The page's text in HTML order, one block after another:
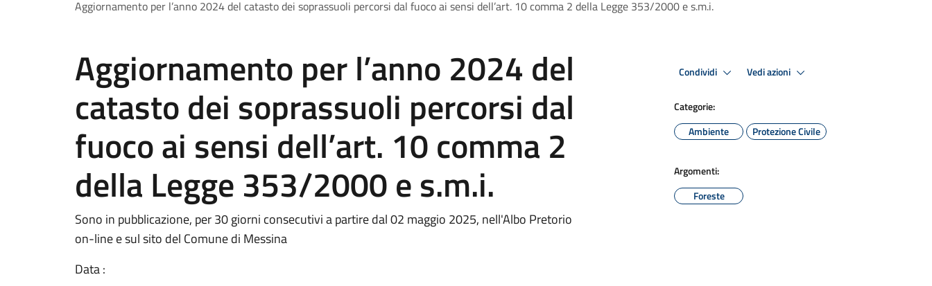
Aggiornamento per l’anno 2024 del catasto dei soprassuoli percorsi dal fuoco ai sensi dell’art. 10 comma 2 della Legge 353/2000 e s.m.i.
Aggiornamento per l’anno 2024 del
catasto dei soprassuoli percorsi dal
fuoco ai sensi dell’art. 10 comma 2
della Legge 353/2000 e s.m.i.
Sono in pubblicazione, per 30 giorni consecutivi a partire dal 02 maggio 2025, nell'Albo Pretorio
on-line e sul sito del Comune di Messina
Data :
Condividi Vedi azioni
Categorie:
Ambiente
Protezione Civile
Argomenti:
Foreste